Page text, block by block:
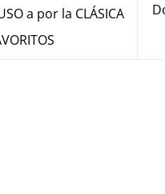
a por la CLÁSICA